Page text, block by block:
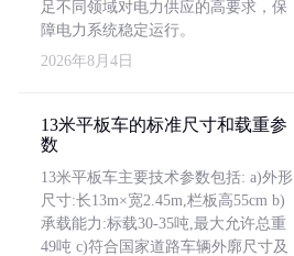
足不同领域对电力供应的高要求，保
障电力系统稳定运行。
2026年8月4日
13米平板车的标准尺寸和载重参
数
13米平板车主要技术参数包括: a)外形
尺寸:长13m×宽2.45m,栏板高55cm b)
承载能力:标载30-35吨,最大允许总重
49吨 c)符合国家道路车辆外廓尺寸及